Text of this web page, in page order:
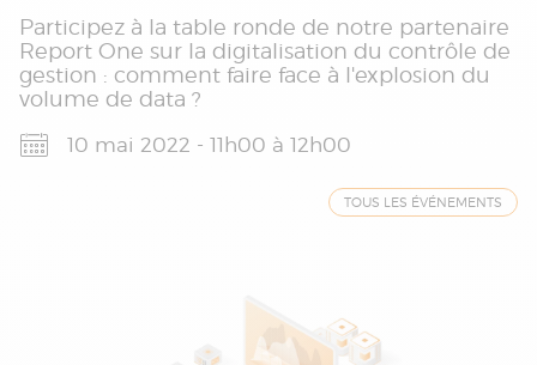
Participez à la table ronde de notre partenaire
Report One sur la digitalisation du contrôle de
gestion : comment faire face à l'explosion du
volume de data ?
10 mai 2022 - 11h00 à 12h00
TOUS LES ÉVÉNEMENTS